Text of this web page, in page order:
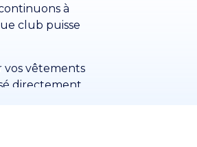
à
club puisse
vos vêtements
directement
et